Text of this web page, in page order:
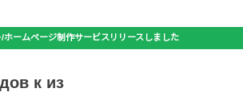
ホームページ制作サービスリリースしました
к из